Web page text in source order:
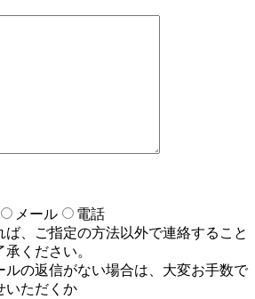
メール
電話
、ご指定の方法以外で連絡すること
ください。
の返信がない場合は、大変お手数で
いただくか